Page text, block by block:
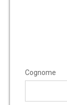
Cognome